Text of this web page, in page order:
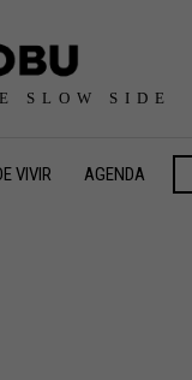
SLOW SIDE
VIVIR AGENDA